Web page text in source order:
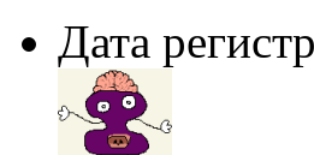
Дата